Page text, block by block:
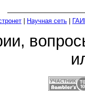
Научная сеть